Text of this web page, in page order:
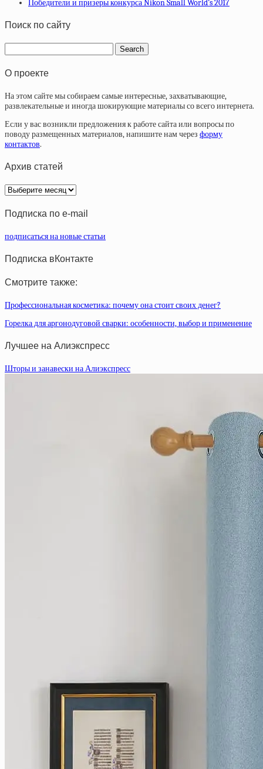
Победители и призеры конкурса Nikon Small World’s 2017
Поиск по сайту
О проекте
На этом сайте мы собираем самые интересные, захватывающие,
развлекательные и иногда шокирующие материалы со всего интернета.
Если у вас возникли предложения к работе сайта или вопросы по
поводу размещенных материалов, напишите нам через форму
контактов.
Архив статей
Архив
статей
Подписка по e-mail
подписаться на новые статьи
Подписка вКонтакте
Смотрите также:
Профессиональная косметика: почему она стоит своих денег?
Горелка для аргонодуговой сварки: особенности, выбор и применение
Лучшее на Алиэкспресс
Шторы и занавески на Алиэкспресс